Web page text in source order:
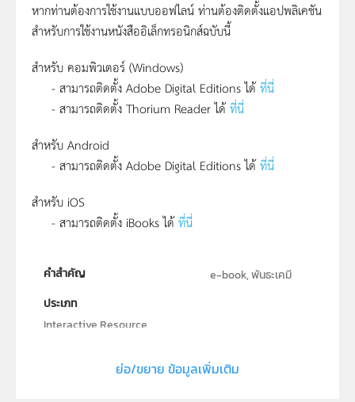
หากท่านต้องการใช้งานแบบออฟไลน์ ท่านต้องติดตั้งแอปพลิเคชัน
สำหรับการใช้งานหนังสืออิเล็กทรอนิกส์ฉบับนี้
สำหรับ คอมพิวเตอร์ (Windows)
- สามารถติดตั้ง Adobe Digital Editions ได้ที่นี่
- สามารถติดตั้ง Thorium Reader ได้ที่นี่
สำหรับ Android
- สามารถติดตั้ง Adobe Digital Editions ได้ที่นี่
สำหรับ iOS
- สามารถติดตั้ง iBooks ได้ที่นี่
คำสำคัญ
e-book, พันธะเคมี
ประเภท
Interactive Resource
สถาบันส่งเสริมการสอนวิทยาศาสตร์และเทคโนโลยี (สสวท.)
ย่อ/ขยาย ข้อมูลเพิ่มเติม